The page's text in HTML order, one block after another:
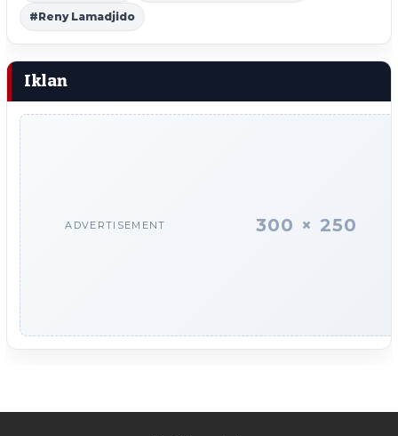
#Reny Lamadjido
Iklan
ADVERTISEMENT 300 × 250